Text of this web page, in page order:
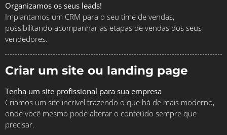
Organizamos os seus leads!
Implantamos um CRM para o seu time de vendas,
possibilitando acompanhar as etapas de vendas dos seus
vendedores.
Criar um site ou landing page
Tenha um site profissional para sua empresa
Criamos um site incrível trazendo o que há de mais moderno,
onde você mesmo pode alterar o conteúdo sempre que
precisar.